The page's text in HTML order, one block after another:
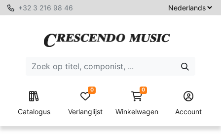
+32 3 216 98 46
Catalogus Verlanglijst
0 0
Winkelwagen Account